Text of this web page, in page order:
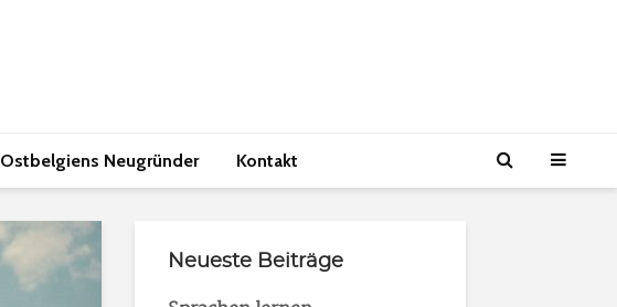
Ostbelgiens Neugründer Kontakt
Neueste Beiträge